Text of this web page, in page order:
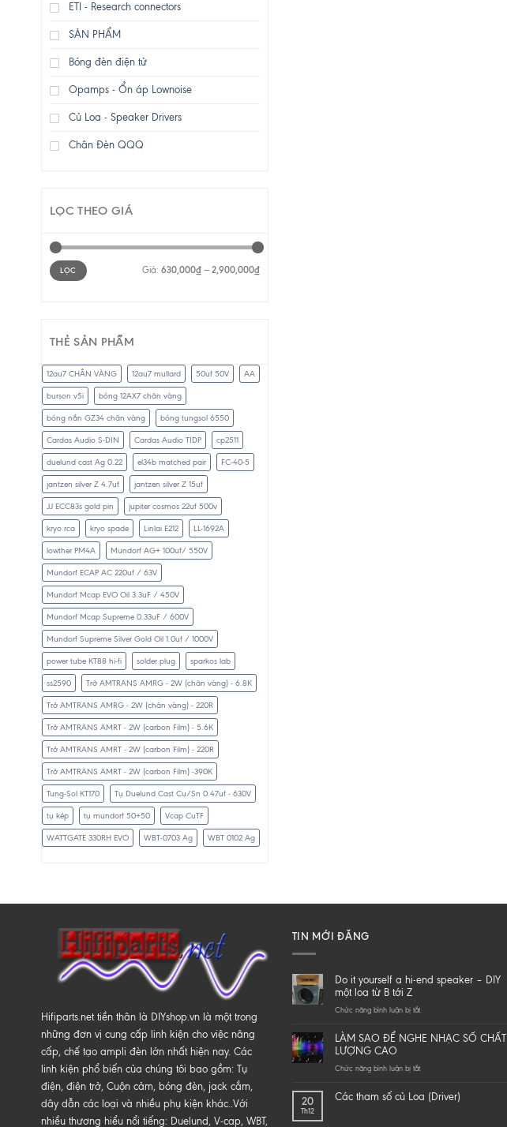
ETI - Research connectors
SẢN PHẨM
Bóng đèn điện tử
Opamps - Ổn áp Lownoise
Củ Loa - Speaker Drivers
Chân Đèn QQQ
LỌC THEO GIÁ
Giá
thấp
nhất
Giá
cao
nhất
LỌC Giá: 630,000₫— 2,900,000₫
THẺ SẢN PHẨM
12au7 CHÂN VÀNG 12au7 mullard 50uf 50V AA
burson v5i bóng 12AX7 chân vàng
bóng nắn GZ34 chân vàng bóng tungsol 6550
Cardas Audio S-DIN Cardas Audio TIDP cp2511
duelund cast Ag 0.22 el34b matched pair FC-40-5
jantzen silver Z 4.7uf jantzen silver Z 15uf
JJ ECC83s gold pin jupiter cosmos 22uf 500v
kryo rca kryo spade Linlai E212 LL-1692A
lowther PM4A Mundorf AG+ 100uf/ 550V
Mundorf ECAP AC 220uf / 63V
Mundorf Mcap EVO Oil 3.3uF / 450V
Mundorf Mcap Supreme 0.33uF / 600V
Mundorf Supreme Silver Gold Oil 1.0uf / 1000V
power tube KT88 hi-fi solder plug sparkos lab
ss2590 Trở AMTRANS AMRG - 2W (chân vàng) - 6.8K
Trở AMTRANS AMRG - 2W (chân vàng) - 220R
Trở AMTRANS AMRT - 2W (carbon Film) - 5.6K
Trở AMTRANS AMRT - 2W (carbon Film) - 220R
Trở AMTRANS AMRT - 2W (carbon Film) -390K
Tung-Sol KT170 Tụ Duelund Cast Cu/Sn 0.47uf - 630V
tụ kép tụ mundorf 50+50 Vcap CuTF
WATTGATE 330RH EVO WBT-0703 Ag WBT 0102 Ag
Hifiparts.net tiền thân là DIYshop.vn là một trong
những đơn vị cung cấp linh kiện cho việc nâng
cấp, chế tạo ampli đèn lớn nhất hiện nay. Các
linh kiện phổ biến của chúng tôi bao gồm: Tụ
điện, điện trở, Cuộn cảm, bóng đèn, jack cắm,
dây dẫn các loại và nhiều phụ kiện khác..Với
nhiều thương hiểu nổi tiếng: Duelund, V-cap, WBT,
TIN MỚI ĐĂNG
Do it yourself a hi-end speaker – DIY
một loa từ B tới Z
Chức năng bình luận bị tắtở
it
yourself
hi-
speaker
LÀM SAO ĐỂ NGHE NHẠC SỐ CHẤT
LƯỢNG CAO
Chức năng bình luận bị tắtở
SAO
ĐỂ
20
Th12
Các tham số củ Loa (Driver)